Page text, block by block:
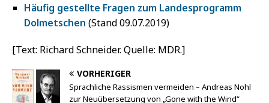
Häufig gestellte Fragen zum Landesprogramm
Dolmetschen (Stand 09.07.2019)
[Text: Richard Schneider. Quelle: MDR.]
VORHERIGER
Sprachliche Rassismen vermeiden – Andreas Nohl
zur Neuübersetzung von „Gone with the Wind“